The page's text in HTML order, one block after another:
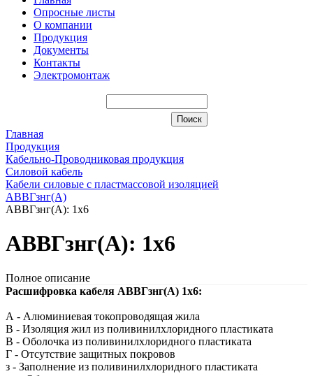
Опросные листы
О компании
Продукция
Документы
Контакты
Электромонтаж
Главная
Продукция
Кабельно-Проводниковая продукция
Силовой кабель
Кабели силовые с пластмассовой изоляцией
АВВГзнг(A)
АВВГзнг(A): 1х6
АВВГзнг(A): 1х6
Полное описание
Расшифровка кабеля АВВГзнг(A) 1х6:
А - Алюминиевая токопроводящая жила
В - Изоляция жил из поливинилхлоридного пластиката
В - Оболочка из поливинилхлоридного пластиката
Г - Отсутствие защитных покровов
з - Заполнение из поливинилхлоридного пластиката